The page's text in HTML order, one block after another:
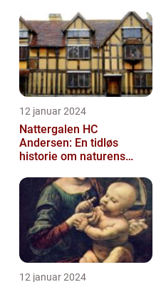
12 januar 2024
Nattergalen HC
Andersen: En tidløs
historie om naturens
12 januar 2024